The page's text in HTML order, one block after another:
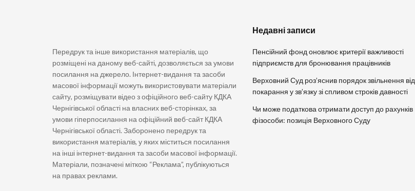
Передрук та інше використання матеріалів, що
розміщені на даному веб-сайті, дозволяється за умови
посилання на джерело. Інтернет-видання та засоби
масової інформації можуть використовувати матеріали
сайту, розміщувати відео з офіційного веб-сайту КДКА
Чернігівської області на власних веб-сторінках, за
умови гіперпосилання на офіційний веб-сайт КДКА
Чернігівської області. Заборонено передрук та
використання матеріалів, у яких міститься посилання
на інші інтернет-видання та засоби масової інформації.
Матеріали, позначені міткою “Реклама”, публікуються
на правах реклами.
Недавні записи
Пенсійний фонд оновлює критерії важливості
підприємств для бронювання працівників
Верховний Суд роз’яснив порядок звільнення від
покарання у зв’язку зі спливом строків давності
Чи може податкова отримати доступ до рахунків
фізособи: позиція Верховного Суду